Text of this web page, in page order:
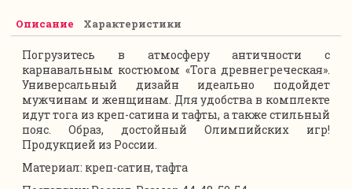
Описание Характеристики
Погрузитесь в атмосферу античности с
карнавальным костюмом «Тога древнегреческая».
Универсальный дизайн идеально подойдет
мужчинам и женщинам. Для удобства в комплекте
идут тога из креп-сатина и тафты, а также стильный
пояс. Образ, достойный Олимпийских игр!
Продукцией из России.
Материал: креп-сатин, тафта